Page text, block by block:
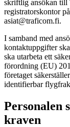
skriftlig ansökan till
registratorskontor
asiat@traficom.fi.
I samband med
kontaktuppgifter
ska utarbeta ett
förordning (EU)
företaget
identifierbar
Personalen
kraven